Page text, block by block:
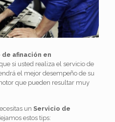
afinación en
que si usted realiza el servicio de
el mejor desempeño de su
que pueden resultar muy
un Servicio de
estos tips: